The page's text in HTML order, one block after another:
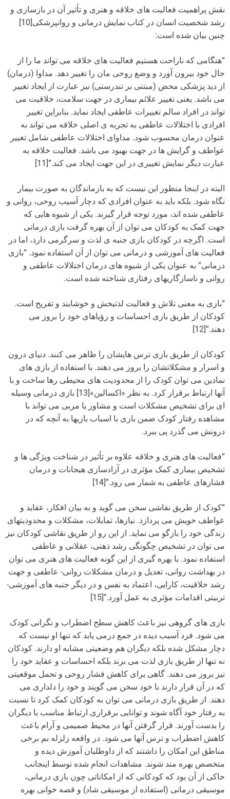
نقش پراهمیت فعالیت های خلاقه و هنری و تأثیر آن در بازسازی و
رشد شخصیت انسان در کتاب نمایش درمانی و روانپزشکی[10]
چنین بیان شده است:
“هنگامی که ناراحت هستیم فعالیت های خلاقه می تواند ما را از
حال خود بیرون آورد و وضع روحی مان را تغییر دهد. مداوا (درمان)
از دید پزشکی محض (مبتنی بر تندرستی) نیز عبارت از ایجاد تغییر
می باشد. یعنی تغییر علائم بیماری در جهت سلامت، خلاقیت می
تواند در افراد سالم تغییرات عاطفی ایجاد نماید. بنابراین تغییر
افرادی با اختلالات عاطفی به تجربه ی اصلی خلاقه می تواند به
عنوان درمان محسوب شود. مداوای اختلالات عاطفی شامل تغییر
عواطف و گرایش ها در جهت بهبود می باشد. فعالیت خلاقه به
عبارت دیگر نمایش تغییری در این جهت ایجاد می کند.”[11]
البته در اینجا منظور این نیست که به بازماندگان به صورت بیمار
نگاه شود. بلکه باید به عنوان افرادی که دچار آسیب روحی، روانی و
عاطفی شده اند، مورد توجه قرار گیرند. یکی از شیوه هایی که
جهت کمک به کودکان می توان از آن بهره گرفت بازی درمانی
است. اگرچه در کودکان بازی جنبه ی لذت و سرگرمی دارد، اما در
فعالیت های آموزشی و درمانی می توان از آن استفاده نمود. “بازی
درمانی” به عنوان یکی از شیوه های درمان اختلالات عاطفی و
روانی و ناسازگاریهای رفتاری شناخته شده است.
“بازی به معنی تلاش و فعالیت لذتبخش و خوشایند و تفریح است.
کودکان از طریق بازی احساسات و رؤیاهای خود را بروز می
دهند.”[12]
کودکان از طریق بازی ترس هایشان را ظاهر می کنند. دنیای درون
و اسرار و مشکلاتشان را بروز می دهند. با استفاده از بازی های
نمادین می توان کودک را از محدودیت های محیطی رها ساخت و با
آنها ارتباط برقرار کرد. به نظر «اکسالین»[13] بازی درمانی وسیله
ای برای تشخیص مشکلات است و مشاور یا مربی می تواند با
مشاهده رفتار کودک ضمن بازی با اسباب بازیها به آنچه که در
درونش می گذرد پی ببرد.
“فعالیت های هنری و خلاقه علاوه بر تأثیر در شناخت ویژگی ها و
تشخیص بیماری کمک مؤثری در آزادسازی هیجانات و درمان
فشارهای عاطفی به شمار می رود.”[14]
“کودک از طریق نقاشی سخن می گوید و به بیان افکار، عقاید و
عواطف خویش می پردازد. نیازها، تمایلات، مشکلات و محدودیتهای
زندگی خود را بازگو می نماید. از این رو از طریق نقاشی کودکان نیز
می توان در تشخیص چگونگی رشد ذهنی، عقلانی و عاطفی
استفاده نمود. با بهره گیری از این گونه فعالیت های هنری می توان
در بهداشت روانی، تعدیل و درمان مشکلات روانی- عاطفی و جهت
رشد خلاقیت، کارایی، اعتماد به نفس و در دیگر جنبه های آموزشی-
تربیتی اقدامات مؤثری به عمل آورد.”[15]
بازی های گروهی نیز باعث کاهش سطح اضطراب و نگرانی کودک
می شود. فرد آسیب دیده در جمع درمی یابد که تنها او نیست که
دچار مشکل شده بلکه دیگران هم وضعیتی مشابه او دارند. کودکان
نه تنها از طریق بازی لذت می برند بلکه احساسات و عقاید خود را
نیز بروز می دهند. گاهی برای کاهش فشار روحی و تحمل موقعیتی
که در آن قرار دارند با خود سخن می گویند و خود را دلداری می
دهند. از طریق بازی درمانی می توان به کودکان کمک کرد تا نسبت
به رفتار خود آگاه شوند و توانایی برقراری ارتباط مناسب با دیگران
را بدست آورند. قرار گرفتن آنها در محیط صمیمی و آرام باعث
کاهش اضطراب و ترس آنها می شود. در واقعه زلزله بم برخی
مناطق این امکان را داشتند که از داوطلبان آموزش دیده و
متخصص بهره مند شوند. مشاهدات انجام شده توسط اینجانب
حاکی از آن بود که کودکانی که از امکاناتی چون بازی درمانی،
موسیقی درمانی (استفاده از موسیقی شاد) و قصه خوانی بهره